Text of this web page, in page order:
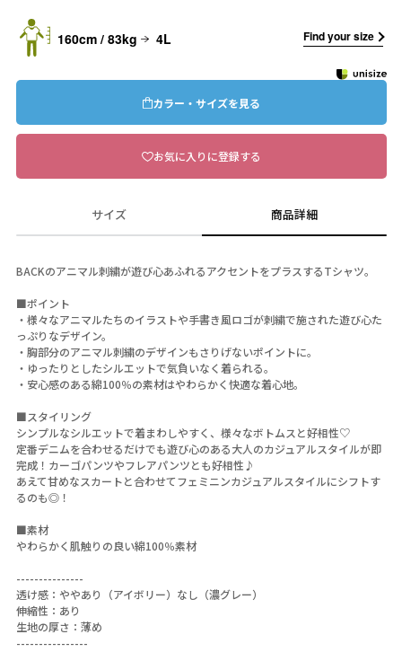
160cm / 83kg 4L Find your size
カラー・サイズを見る
お気に入りに登録する
サイズ 商品詳細
BACKのアニマル刺繍が遊び心あふれるアクセントをプラスするTシャツ。
■ポイント
・様々なアニマルたちのイラストや手書き風ロゴが刺繍で施された遊び心た
っぷりなデザイン。
・胸部分のアニマル刺繍のデザインもさりげないポイントに。
・ゆったりとしたシルエットで気負いなく着られる。
・安心感のある綿100％の素材はやわらかく快適な着心地。
■スタイリング
シンプルなシルエットで着まわしやすく、様々なボトムスと好相性♡
定番デニムを合わせるだけでも遊び心のある大人のカジュアルスタイルが即
完成！カーゴパンツやフレアパンツとも好相性♪
あえて甘めなスカートと合わせてフェミニンカジュアルスタイルにシフトす
るのも◎！
■素材
やわらかく肌触りの良い綿100％素材
---------------
透け感：ややあり（アイボリー）なし（濃グレー）
伸縮性：あり
生地の厚さ：薄め
----------------